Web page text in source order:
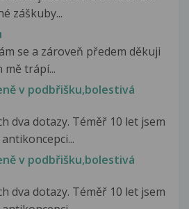
záškuby...
se a zároveň předem děkuji
mě trápí...
v podbřišku,bolestivá
dva dotazy. Téměř 10 let jsem
v podbřišku,bolestivá
dva dotazy. Téměř 10 let jsem